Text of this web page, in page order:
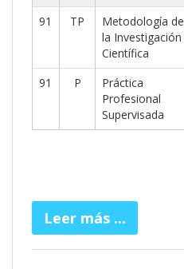
91 TP
Metodología de
la Investigación
Científica
91 P
Práctica
Profesional
Supervisada
Leer más ...